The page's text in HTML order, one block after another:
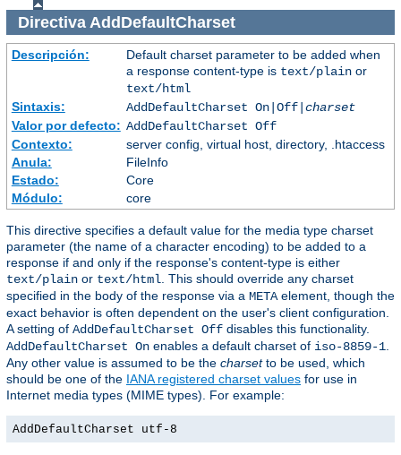
Directiva AddDefaultCharset
Descripción:
Default charset parameter to be added when
a response content-type is text/plainor
text/html
Sintaxis:
AddDefaultCharset On|Off| charset
Valor por defecto: AddDefaultCharset Off
Contexto:
server config, virtual host, directory, .htaccess
Anula:
FileInfo
Estado:
Core
Módulo:
core
This directive specifies a default value for the media type charset
parameter (the name of a character encoding) to be added to a
response if and only if the response's content-type is either
text/plain or text/html . This should override any charset
specified in the body of the response via a META element, though the
exact behavior is often dependent on the user's client configuration.
A setting of AddDefaultCharset Off disables this functionality.
AddDefaultCharset On enables a default charset of iso-8859-1
Any other value is assumed to be the charsetto be used, which
should be one of the IANA registered charset values for use in
Internet media types (MIME types). For example:
AddDefaultCharset utf-8